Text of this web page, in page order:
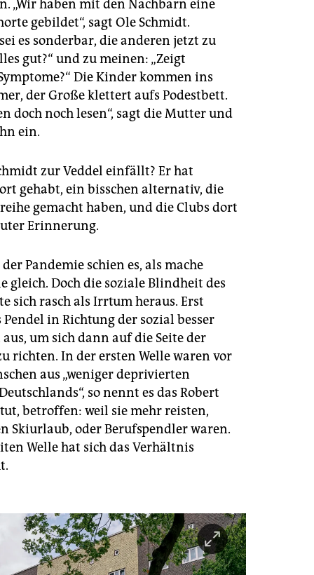
„Wir haben mit den Nachbarn eine
gebildet“, sagt Ole Schmidt.
es sonderbar, die anderen jetzt zu
gut?“ und zu meinen: „Zeigt
Die Kinder kommen ins
der Große klettert aufs Podestbett.
doch noch lesen“, sagt die Mutter und
ein.
zur Veddel einfällt? Er hat
gehabt, ein bisschen alternativ, die
gemacht haben, und die Clubs dort
Erinnerung.
Pandemie schien es, als mache
gleich. Doch die soziale Blindheit des
sich rasch als Irrtum heraus. Erst
Pendel in Richtung der sozial besser
um sich dann auf die Seite der
richten. In der ersten Welle waren vor
aus „weniger deprivierten
so nennt es das Robert
betroffen: weil sie mehr reisten,
Skiurlaub, oder Berufspendler waren.
Welle hat sich das Verhältnis